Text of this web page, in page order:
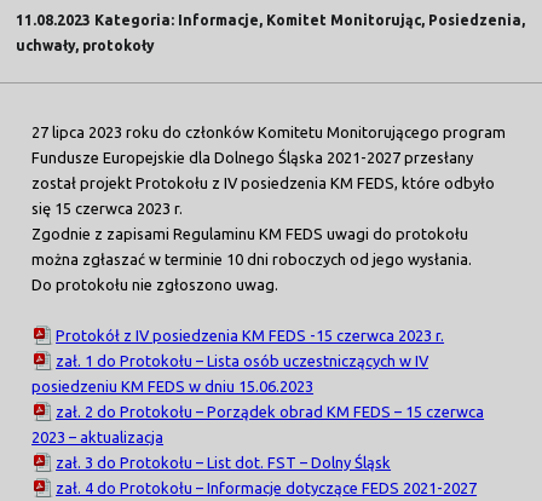
11.08.2023 Kategoria: Informacje, Komitet Monitorując, Posiedzenia,
uchwały, protokoły
27 lipca 2023 roku do członków Komitetu Monitorującego program
Fundusze Europejskie dla Dolnego Śląska 2021-2027 przesłany
został projekt Protokołu z IV posiedzenia KM FEDS, które odbyło
się 15 czerwca 2023 r.
Zgodnie z zapisami Regulaminu KM FEDS uwagi do protokołu
można zgłaszać w terminie 10 dni roboczych od jego wysłania.
Do protokołu nie zgłoszono uwag.
Protokół z IV posiedzenia KM FEDS -15 czerwca 2023 r.
zał. 1 do Protokołu – Lista osób uczestniczących w IV
posiedzeniu KM FEDS w dniu 15.06.2023
zał. 2 do Protokołu – Porządek obrad KM FEDS – 15 czerwca
2023 – aktualizacja
zał. 3 do Protokołu – List dot. FST – Dolny Śląsk
zał. 4 do Protokołu – Informacje dotyczące FEDS 2021-2027